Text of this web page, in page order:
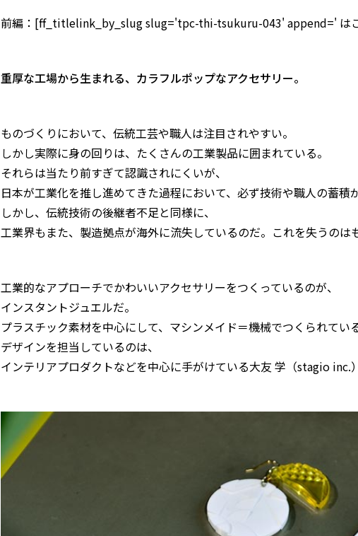
前編：[ff_titlelink_by_slug slug='tpc-thi-tsukuru-043' append=' は
重厚な工場から生まれる、カラフルポップなアクセサリー。
ものづくりにおいて、伝統工芸や職人は注目されやすい。
しかし実際に身の回りは、たくさんの工業製品に囲まれている。
それらは当たり前すぎて認識されにくいが、
日本が工業化を推し進めてきた過程において、必ず技術や職人の蓄積
しかし、伝統技術の後継者不足と同様に、
工業界もまた、製造拠点が海外に流失しているのだ。これを失うのは
工業的なアプローチでかわいいアクセサリーをつくっているのが、
インスタントジュエルだ。
プラスチック素材を中心にして、マシンメイド＝機械でつくられてい
デザインを担当しているのは、
インテリアプロダクトなどを中心に手がけている大友 学（stagio inc.